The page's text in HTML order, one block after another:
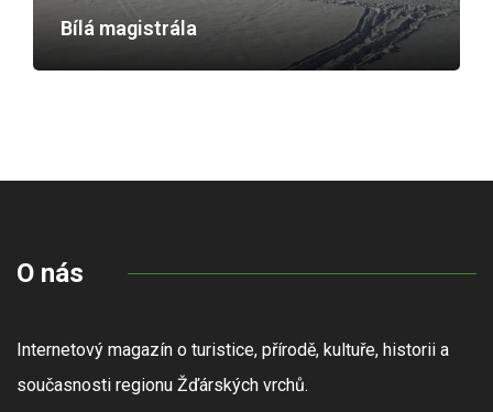
Bílá magistrála
O nás
Internetový magazín o turistice, přírodě, kultuře, historii a
současnosti regionu Žďárských vrchů.